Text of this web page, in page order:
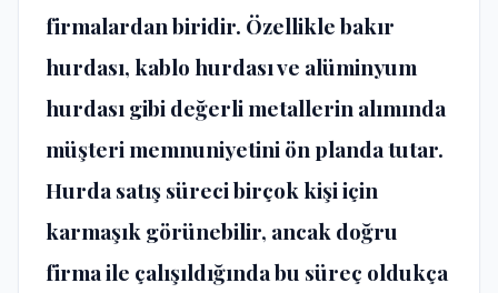
firmalardan biridir. Özellikle bakır
hurdası, kablo hurdası ve alüminyum
hurdası gibi değerli metallerin alımında
müşteri memnuniyetini ön planda tutar.
Hurda satış süreci birçok kişi için
karmaşık görünebilir, ancak doğru
firma ile çalışıldığında bu süreç oldukça